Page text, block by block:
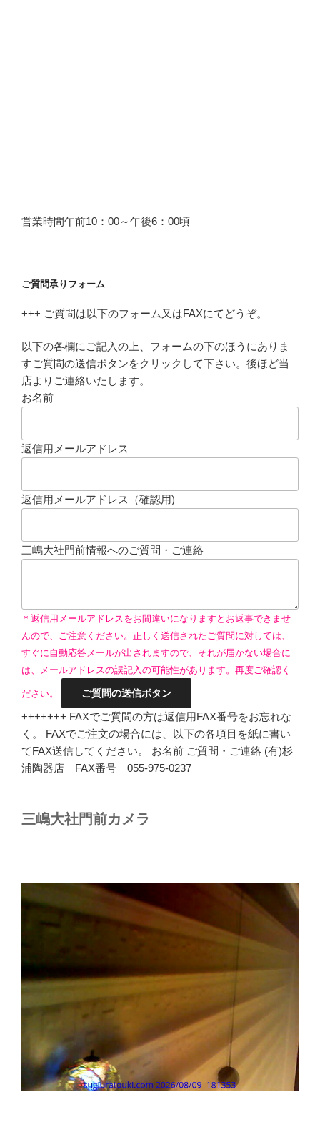
営業時間午前10：00～午後6：00頃
ご質問承りフォーム
+++ ご質問は以下のフォーム又はFAXにてどうぞ。
以下の各欄にご記入の上、フォームの下のほうにありま
すご質問の送信ボタンをクリックして下さい。後ほど当
店よりご連絡いたします。
お名前
返信用メールアドレス
返信用メールアドレス（確認用)
三嶋大社門前情報へのご質問・ご連絡
＊返信用メールアドレスをお間違いになりますとお返事できませ
んので、ご注意ください。正しく送信されたご質問に対しては、
すぐに自動応答メールが出されますので、それが届かない場合に
は、メールアドレスの誤記入の可能性があります。再度ご確認く
ださい。
+++++++ FAXでご質問の方は返信用FAX番号をお忘れな
く。 FAXでご注文の場合には、以下の各項目を紙に書い
てFAX送信してください。 お名前 ご質問・ご連絡 (有)杉
浦陶器店 FAX番号 055-975-0237
三嶋大社門前カメラ